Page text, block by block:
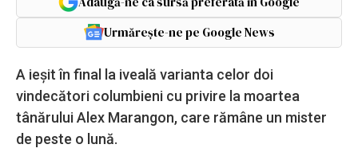
Urmărește-ne pe Google News
A ieșit în final la iveală varianta celor doi
vindecători columbieni cu privire la moartea
tânărului Alex Marangon, care rămâne un mister
de peste o lună.